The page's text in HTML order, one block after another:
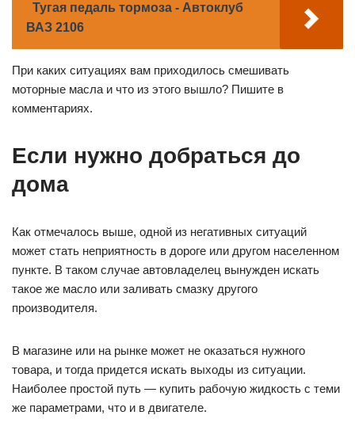
Тугая педаль тормоза - Автоклуб
ВАЗ 2106
При каких ситуациях вам приходилось смешивать
моторные масла и что из этого вышло? Пишите в
комментариях.
Если нужно добраться до
дома
Как отмечалось выше, одной из негативных ситуаций
может стать неприятность в дороге или другом населенном
пункте. В таком случае автовладелец вынужден искать
такое же масло или заливать смазку другого
производителя.
В магазине или на рынке может не оказаться нужного
товара, и тогда придется искать выходы из ситуации.
Наиболее простой путь — купить рабочую жидкость с теми
же параметрами, что и в двигателе.